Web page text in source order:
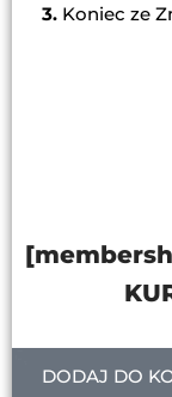
3. Koniec ze
DODAJ DO